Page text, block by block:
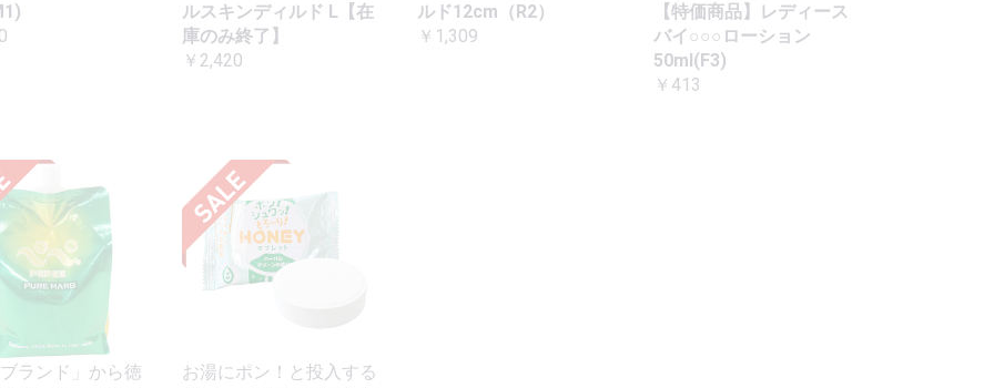
ルスキンディルド L【在
庫のみ終了】
￥2,420
ルド12cm（R2）
￥1,309
【特価商品】レディース
バイ○○○ローション
50ml(F3)
￥413
ランド」から徳
お湯にポン！と投入する